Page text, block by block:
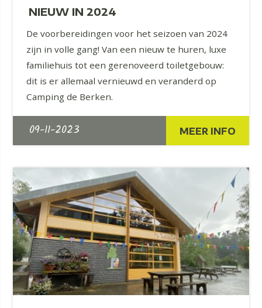
NIEUW IN 2024
De voorbereidingen voor het seizoen van 2024
zijn in volle gang! Van een nieuw te huren, luxe
familiehuis tot een gerenoveerd toiletgebouw:
dit is er allemaal vernieuwd en veranderd op
Camping de Berken.
09-11-2023 MEER INFO